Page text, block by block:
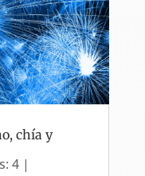
chía y
4 |